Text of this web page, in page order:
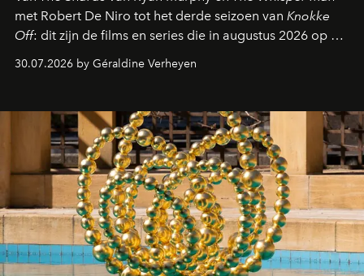
met Robert De Niro tot het derde seizoen van Knokke
Off: dit zijn de films en series die in augustus 2026 op de
streamingplatformen verschijnen.
30.07.2026 by Géraldine Verheyen